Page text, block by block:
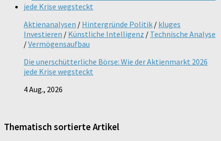
Aktienanalysen / Hintergründe Politik / kluges
Investieren / Künstliche Intelligenz / Technische Analyse
/Vermögensaufbau
Die unerschütterliche Börse: Wie der Aktienmarkt 2026
jede Krise wegsteckt
4 Aug., 2026
Thematisch sortierte Artikel